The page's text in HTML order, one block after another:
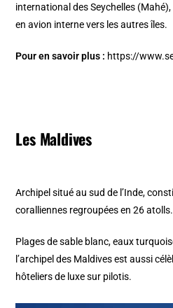
international des Seychelles
en avion interne vers les autres îles.
Pour en savoir plus : https://
Les Maldives
Archipel situé au sud de l’Inde,
coralliennes regroupées en 26 atolls.
Plages de sable blanc, eaux
l’archipel des Maldives est aussi
hôteliers de luxe sur pilotis.